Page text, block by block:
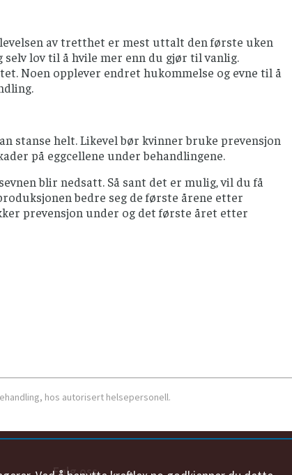
av tretthet er mest uttalt den første uken
lov til å hvile mer enn du gjør til vanlig.
Noen opplever endret hukommelse og evne til å
stanse helt. Likevel bør kvinner bruke prevensjon
på eggcellene under behandlingene.
blir nedsatt. Så sant det er mulig, vil du få
bedre seg de første årene etter
prevensjon under og det første året etter
hos autorisert helsepersonell.
Følg oss